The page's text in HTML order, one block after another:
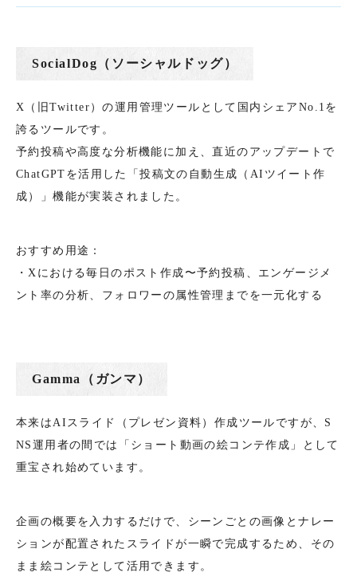
SocialDog（ソーシャルドッグ）
X（旧Twitter）の運用管理ツールとして国内シェアNo.1を
誇るツールです。
予約投稿や高度な分析機能に加え、直近のアップデートで
ChatGPTを活用した「投稿文の自動生成（AIツイート作
成）」機能が実装されました。
おすすめ用途：
・Xにおける毎日のポスト作成〜予約投稿、エンゲージメ
ント率の分析、フォロワーの属性管理までを一元化する
Gamma（ガンマ）
本来はAIスライド（プレゼン資料）作成ツールですが、S
NS運用者の間では「ショート動画の絵コンテ作成」として
重宝され始めています。
企画の概要を入力するだけで、シーンごとの画像とナレー
ションが配置されたスライドが一瞬で完成するため、その
まま絵コンテとして活用できます。